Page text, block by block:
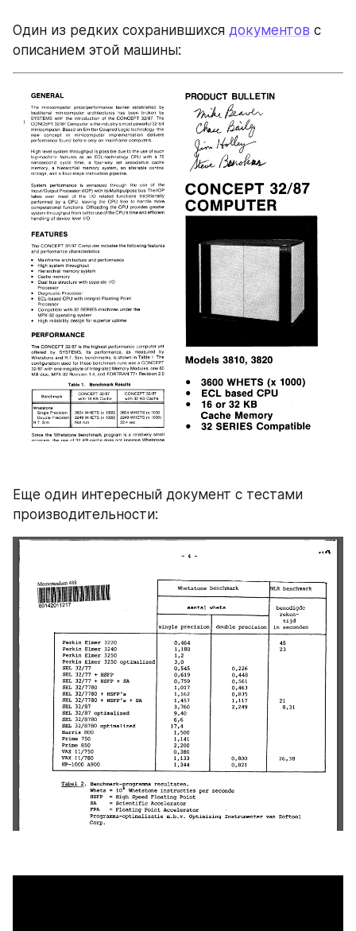
Один из редких сохранившихся документов с
описанием этой машины:
Еще один интересный документ с тестами
производительности: